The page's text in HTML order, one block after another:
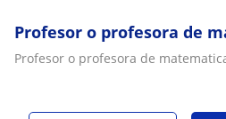
Profesor o profesora de
Profesor o profesora de